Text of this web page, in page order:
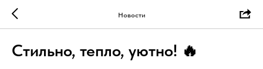
Новости
Стильно, тепло, уютно! 🔥